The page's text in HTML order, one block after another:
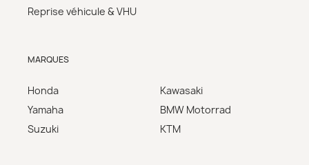
Reprise véhicule & VHU
MARQUES
Honda
Yamaha
Suzuki
Kawasaki
BMW Motorrad
KTM